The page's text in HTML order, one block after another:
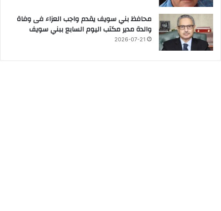
محافظ بني سويف يقدم واجب العزاء فى وفاة
والدة مدير مكتب اليوم السابع ببني سويف
2026-07-21